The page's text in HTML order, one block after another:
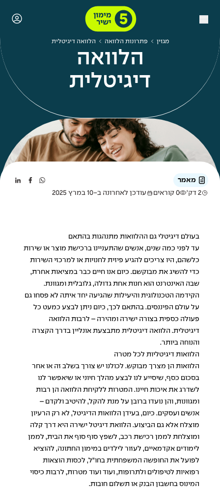
מגזין פתרונות הלוואה הלוואה דיגיטלית
הלוואה
דיגיטלית
מאמר
2 דק'
0 קוראים עודכן לאחרונה ב-10 במרץ 2025
בעולם דיגיטלי גם ההלוואות מתנהגות בהתאם
עד לפני כמה שנים, אנשים שהתעניינו ברכישת מוצר או שירות
כלשהם, היו צריכים להגיע פיזית לחנויות או למרכזי השירות
כדי להשיג את מבוקשם. כיום אנו חיים כבר במציאות אחרת,
שבה האינטרנט הוא חנות אחת גדולה, גלובלית ומגוונת.
הקידמה הטכנולוגית והיעילות שהגיעה יחד איתה לא פסחו גם
על עולם הפיננסים. בהתאם לכך, כיום ניתן לבצע כמעט כל
פעולה כספית בצורה ישירה ומהירה – לרבות הלוואה
דיגיטלית. הלוואה דיגיטלית מתבצעת אונליין בדרך הקצרה
והנוחה ביותר.
הלוואות דיגיטליות לכל מטרה
הלוואות הן מצרך מבוקש. לכולנו יש צורך בשלב זה או אחר
בסכום כסף, שיסייע לנו לבצע מהלך חיוני או שיאפשר לנו
לשדרג את איכות חיינו. המטרות ללקיחת הלוואה הן רבות
ומגוונות, והן נועדו ברובן על מנת להקל, להיטיב ולקדם –
אנשים ועסקים. כיום, בעידן הלוואות הדיגיטל, לא רק הרעיון
מוצלח אלא גם הביצוע. הלוואת דיגיטל ישירה היא דרך קלה
ומוצלחת לממן רכישת רכב, לשפץ סוף סוף את הבית, לממן
לימודים אקדמאיים, לעזור לילדים במימון החתונה, להוציא
לפועל את החופשה המשפחתית בחו"ל, לכסות הוצאות
רפואיות לטיפולים ולתרופות, ועוד ועוד מטרות, לרבות כיסוי
המינוס בחשבון הבנק או תשלום חובות.